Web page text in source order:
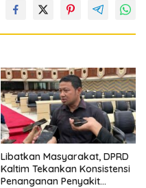
Libatkan Masyarakat, DPRD
Kaltim Tekankan Konsistensi
Penanganan Penyakit